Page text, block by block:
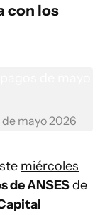
con los
mayo 2026
miércoles
de ANSESde